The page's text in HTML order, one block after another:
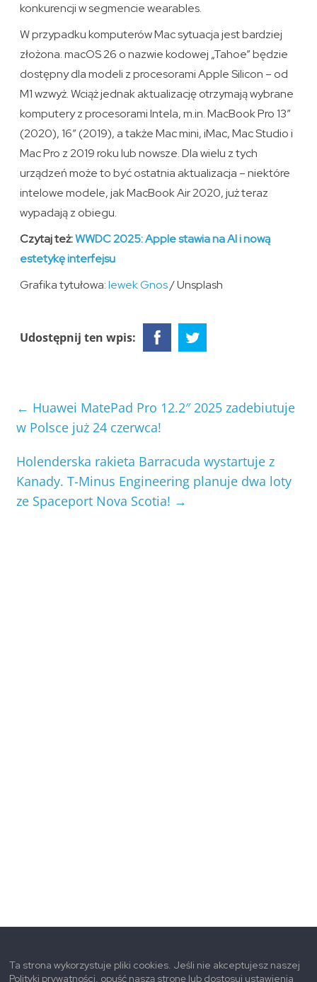
konkurencji w segmencie wearables.
W przypadku komputerów Mac sytuacja jest bardziej
złożona. macOS 26 o nazwie kodowej „Tahoe” będzie
dostępny dla modeli z procesorami Apple Silicon – od
M1 wzwyż. Wciąż jednak aktualizację otrzymają wybrane
komputery z procesorami Intela, m.in. MacBook Pro 13″
(2020), 16″ (2019), a także Mac mini, iMac, Mac Studio i
Mac Pro z 2019 roku lub nowsze. Dla wielu z tych
urządzeń może to być ostatnia aktualizacja – niektóre
intelowe modele, jak MacBook Air 2020, już teraz
wypadają z obiegu.
Czytaj też:WWDC 2025: Apple stawia na AI i nową
estetykę interfejsu
Grafika tytułowa:Iewek Gnos/ Unsplash
Udostępnij ten wpis:
← Huawei MatePad Pro 12.2″ 2025 zadebiutuje
w Polsce już 24 czerwca!
Holenderska rakieta Barracuda wystartuje z
Kanady. T-Minus Engineering planuje dwa loty
ze Spaceport Nova Scotia! →
Ta strona wykorzystuje pliki cookies. Jeśli nie akceptujesz naszej
Polityki prywatności, opuść naszą stronę lub dostosuj ustawienia